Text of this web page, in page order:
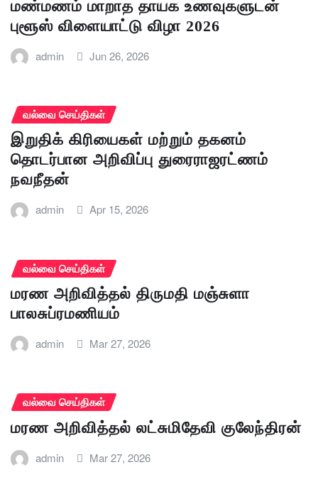
மண்மணம் மாறாத தாயக உணவுகளுடன்
புளூஸ் விளையாட்டு விழா 2026
admin Jun 26, 2026
வல்வை செய்திகள்
இறுதிக் கிரியைகள் மற்றும் தகனம்
தொடர்பான அறிவிப்பு துரைராஜரட்ணம்
நவநீதன்
admin Apr 15, 2026
வல்வை செய்திகள்
மரண அறிவித்தல் திருமதி மஞ்சுளா
பாலசுப்ரமணியம்
admin Mar 27, 2026
வல்வை செய்திகள்
மரண அறிவித்தல் லட்சுமிதேவி குலேந்திரன்
admin Mar 27, 2026